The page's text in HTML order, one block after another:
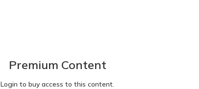
Premium Content
Login to buy access to this content.